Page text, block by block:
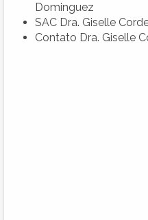
Dominguez
SAC Dra. Giselle
Contato Dra. Giselle